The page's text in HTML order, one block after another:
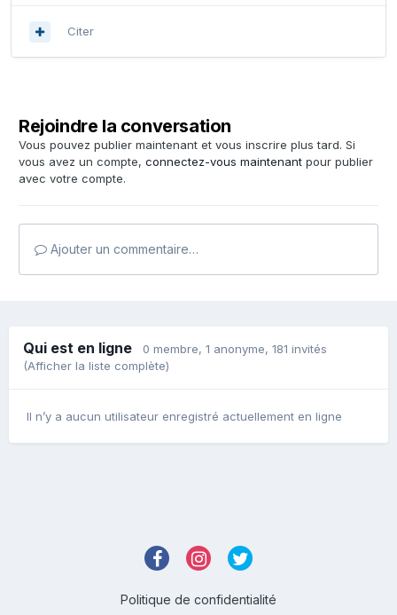
Citer
Rejoindre la conversation
Vous pouvez publier maintenant et vous inscrire plus tard. Si
vous avez un compte, connectez-vous maintenant pour publier
avec votre compte.
Ajouter un commentaire…
Qui est en ligne 0 membre, 1 anonyme, 181 invités
(Afficher la liste complète)
Il n’y a aucun utilisateur enregistré actuellement en ligne
Politique de confidentialité